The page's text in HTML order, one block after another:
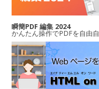
瞬簡PDF 編集 2024
かんたん操作でPDFを自由